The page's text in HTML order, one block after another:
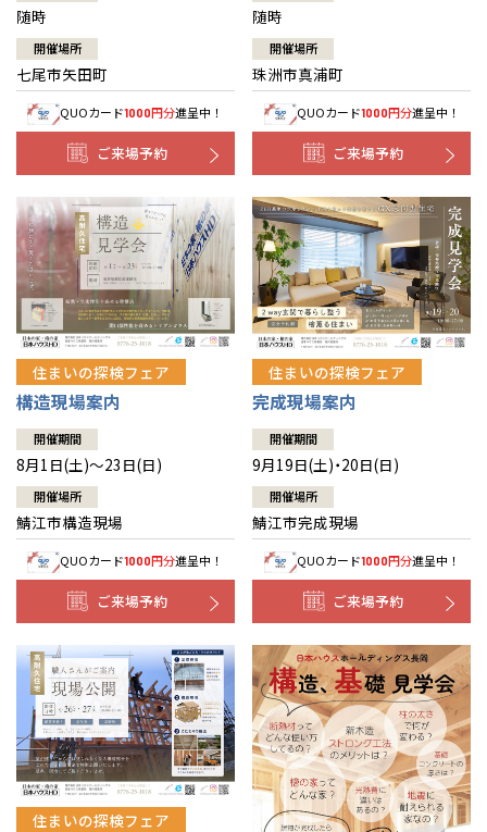
随時
開催場所
七尾市矢田町
QUOカード1000円分進呈中！
ご来場予約
随時
開催場所
珠洲市真浦町
QUOカード1000円分進呈中！
ご来場予約
住まいの探検フェア
構造現場案内
開催期間
8月1日(土)～23日(日)
開催場所
鯖江市構造現場
QUOカード1000円分進呈中！
ご来場予約
住まいの探検フェア
完成現場案内
開催期間
9月19日(土)・20日(日)
開催場所
鯖江市完成現場
QUOカード1000円分進呈中！
ご来場予約
住まいの探検フェア